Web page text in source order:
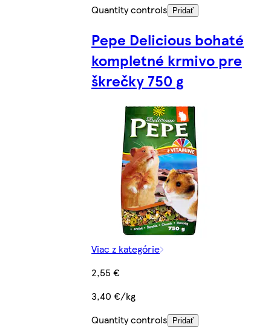
Quantity controls
Pridať
Pepe Delicious bohaté
kompletné krmivo pre
škrečky 750 g
Viac z kategórie
2,55 €
3,40 €/kg
Quantity controls
Pridať